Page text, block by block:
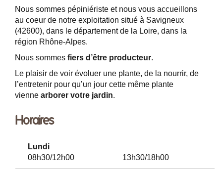
Nous sommes pépiniériste et nous vous accueillons
au coeur de notre exploitation situé à Savigneux
(42600), dans le département de la Loire, dans la
région Rhône-Alpes.
Nous sommes fiers d’être producteur.
Le plaisir de voir évoluer une plante, de la nourrir, de
l’entretenir pour qu’un jour cette même plante
vienne arborer votre jardin.
Horaires
Lundi
08h30/12h00
13h30/18h00